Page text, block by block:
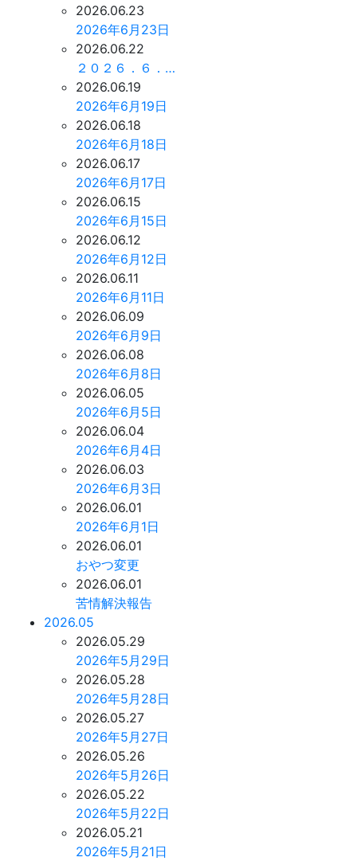
2026.06.23
2026年6月23日
2026.06.22
２０２６．６．…
2026.06.19
2026年6月19日
2026.06.18
2026年6月18日
2026.06.17
2026年6月17日
2026.06.15
2026年6月15日
2026.06.12
2026年6月12日
2026.06.11
2026年6月11日
2026.06.09
2026年6月9日
2026.06.08
2026年6月8日
2026.06.05
2026年6月5日
2026.06.04
2026年6月4日
2026.06.03
2026年6月3日
2026.06.01
2026年6月1日
2026.06.01
おやつ変更
2026.06.01
苦情解決報告
2026.05
2026.05.29
2026年5月29日
2026.05.28
2026年5月28日
2026.05.27
2026年5月27日
2026.05.26
2026年5月26日
2026.05.22
2026年5月22日
2026.05.21
2026年5月21日